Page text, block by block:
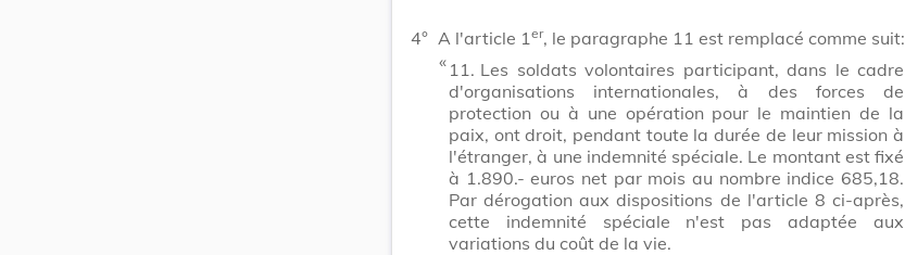
4° A l'article 1 er, le paragraphe 11 est remplacé comme suit:
​ « 11. Les soldats volontaires participant, dans le cadre
d'organisations internationales, à des forces de
protection ou à une opération pour le maintien de la
paix, ont droit, pendant toute la durée de leur mission à
l'étranger, à une indemnité spéciale. Le montant est fixé
à 1.890.- euros net par mois au nombre indice 685,18.
Par dérogation aux dispositions de l'article 8 ci-après,
cette indemnité spéciale n'est pas adaptée aux
variations du coût de la vie.